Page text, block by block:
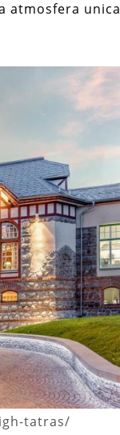
atmosfera unica
tatras/